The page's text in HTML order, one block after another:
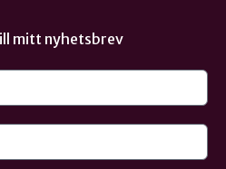
mitt nyhetsbrev